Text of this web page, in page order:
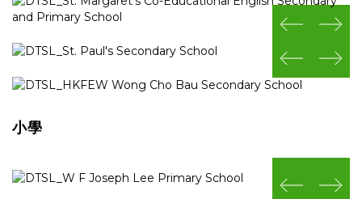
prev
next
prev
next
小學
prev
next
prev
next